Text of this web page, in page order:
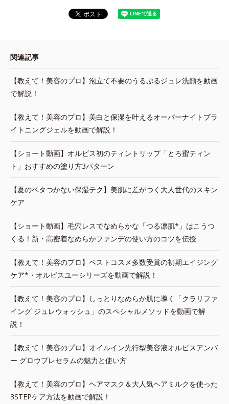
関連記事
【教えて！美容のプロ】泡立て不要のうるぷるジュレ洗顔を動画
で解説！
【教えて！美容のプロ】美白と保湿を叶えるオーバーナイトブラ
イトニングジェルを動画で解説！
【ショート動画】オルビス初のティントリップ「とろ蜜ティン
ト」おすすめの塗り方3パターン
【夏のベタつかない保湿テク】美肌に差がつく大人世代のスキン
ケア
【ショート動画】毛穴レスでなめらかな「つる凛肌*」はこうつ
くる！新・高密着なめらかファンデの使い方のコツを伝授
【教えて！美容のプロ】ベストコスメ多数受賞の初期エイジング
ケア*・オルビスユーシリーズを動画で解説！
【教えて！美容のプロ】しっとりなめらか肌に導く「クラリファ
イング ジュレウォッシュ」のスペシャルメソッドを動画で解
説！
【教えて！美容のプロ】オイルイン先行型美容液オルビスアンバ
ー グロウプレセラムの魅力と使い方
【教えて！美容のプロ】ヘアマスク＆大人気ヘアミルクを使った
3STEPケア方法を動画で解説！